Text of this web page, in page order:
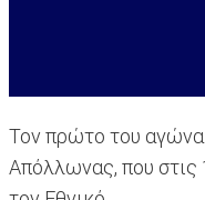
Τον πρώτο του
Απόλλωνας, που στις